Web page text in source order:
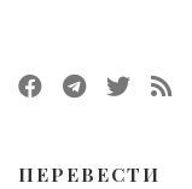
ПЕРЕВЕСТИ